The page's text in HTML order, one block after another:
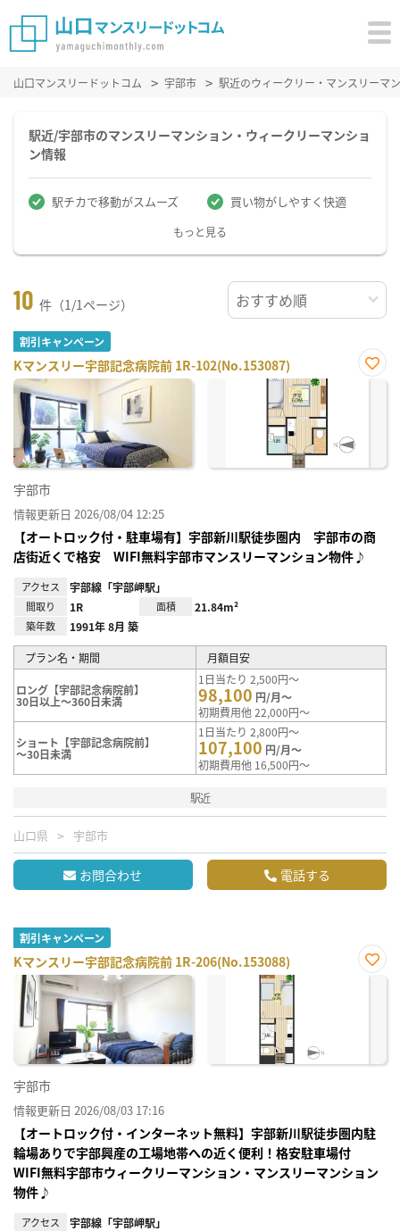
山口マンスリードットコム 宇部市 駅近のウィークリー・マンスリーマ
駅近/宇部市のマンスリーマンション・ウィークリーマンショ
ン情報
駅チカで移動がスムーズ 買い物がしやすく快適
もっと見る
10 件（1/1ページ）
割引キャンペーン
Kマンスリー宇部記念病院前 1R-102(No.153087)
お気
宇部市
情報更新日 2026/08/04 12:25
【オートロック付・駐車場有】宇部新川駅徒歩圏内 宇部市の商
店街近くで格安 WIFI無料宇部市マンスリーマンション物件♪
アクセス 宇部線「宇部岬駅」
間取り 1R 面積 21.84m²
築年数 1991年 8月 築
プラン名・期間 月額目安
ロング【宇部記念病院前】
30日以上～360日未満
1日当たり 2,500円～
98,100 円/月～
初期費用他 22,000円～
ショート【宇部記念病院前】
～30日未満
1日当たり 2,800円～
107,100 円/月～
初期費用他 16,500円～
駅近
山口県 宇部市
お問合わせ 電話する
割引キャンペーン
Kマンスリー宇部記念病院前 1R-206(No.153088)
お気
宇部市
情報更新日 2026/08/03 17:16
【オートロック付・インターネット無料】宇部新川駅徒歩圏内駐
輪場ありで宇部興産の工場地帯への近く便利！格安駐車場付
WIFI無料宇部市ウィークリーマンション・マンスリーマンション
物件♪
アクセス 宇部線「宇部岬駅」